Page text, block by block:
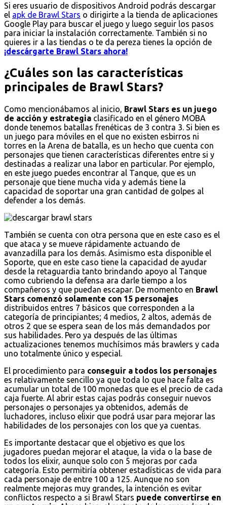
Si eres usuario de dispositivos Android podrás descargar
el apk de Brawl Stars o dirigirte a la tienda de aplicaciones
Google Play para buscar el juego y luego seguir los pasos
para iniciar la instalación correctamente. También si no
quieres ir a las tiendas o te da pereza tienes la opción de
¡descárgarte Brawl Stars ahora!
¿Cuáles son las características
principales de Brawl Stars?
Como mencionábamos al inicio, Brawl Stars es un juego
de acción y estrategia clasificado en el género MOBA
donde tenemos batallas frenéticas de 3 contra 3. Si bien es
un juego para móviles en el que no existen esbirros ni
torres en la Arena de batalla, es un hecho que cuenta con
personajes que tienen características diferentes entre si y
destinadas a realizar una labor en particular. Por ejemplo,
en este juego puedes encontrar al Tanque, que es un
personaje que tiene mucha vida y además tiene la
capacidad de soportar una gran cantidad de golpes al
defender a los demás.
También se cuenta con otra persona que en este caso es el
que ataca y se mueve rápidamente actuando de
avanzadilla para los demás. Asimismo esta disponible el
Soporte, que en este caso tiene la capacidad de ayudar
desde la retaguardia tanto brindando apoyo al Tanque
como cubriendo la defensa ara darle tiempo a los
compañeros y que puedan escapar. De momento en Brawl
Stars comenzó solamente con 15 personajes
distribuidos entres 7 básicos que corresponden a la
categoría de principiantes; 4 medios, 2 altos, además de
otros 2 que se espera sean de los más demandados por
sus habilidades. Pero ya después de las últimas
actualizaciones tenemos muchísimos más brawlers y cada
uno totalmente único y especial.
El procedimiento para conseguir a todos los personajes
es relativamente sencillo ya que toda lo que hace falta es
acumular un total de 100 monedas que es el precio de cada
caja fuerte. Al abrir estas cajas podrás conseguir nuevos
personajes o personajes ya obtenidos, además de
luchadores, incluso elixir que podrá usar para mejorar las
habilidades de los personajes con los que ya cuentas.
Es importante destacar que el objetivo es que los
jugadores puedan mejorar el ataque, la vida o la base de
todos los elixir, aunque solo con 5 mejoras por cada
categoría. Esto permitiría obtener estadísticas de vida para
cada personaje de entre 100 a 125. Aunque no son
realmente mejoras muy grandes, la intención es evitar
conflictos respecto a si Brawl Stars puede convertirse en